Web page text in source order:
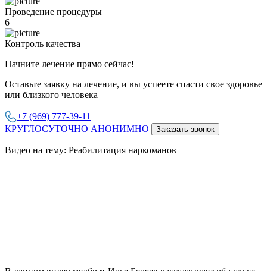
Проведение процедуры
6
Контроль качества
Начните лечение прямо сейчас!
Оставьте заявку на лечение, и вы успеете спасти свое здоровье
или близкого человека
+7 (969) 777-39-11
КРУГЛОСУТОЧНО АНОНИМНО
Заказать звонок
Видео на тему: Реабилитация наркоманов